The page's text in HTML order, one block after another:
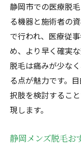
静岡市で
静岡メ
訣
効果を実感で
静岡市メ
医療脱毛
回数や期
静岡市での医療脱
る機器と施術者の
で行われ、医療従
め、より早く確実
脱毛は痛みが少な
る点が魅力です。
択肢を検討するこ
現します。
静岡メンズ脱毛お